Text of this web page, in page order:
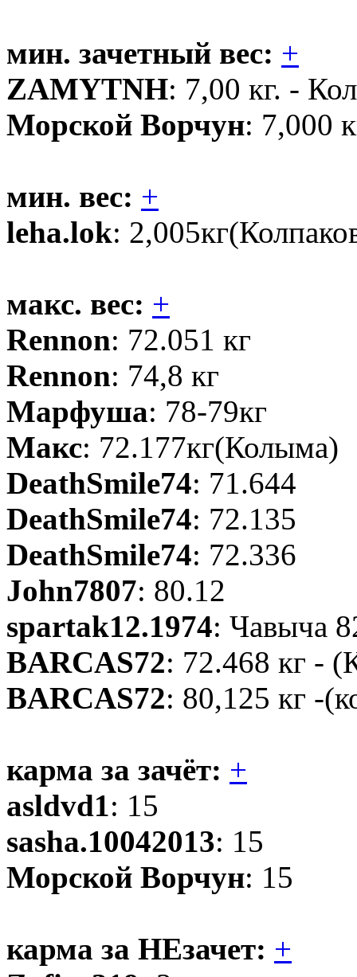
мин. зачетный вес: +
ZAMYTNH: 7,00 кг. -
Морской Ворчун: 7,000
мин. вес: +
leha.lok:
макс. вес: +
Rennon: 72.051 кг
Rennon: 74,8 кг
Марфуша: 78-79кг
Макс: 72.177кг(Колыма)
DeathSmile74: 71.644
DeathSmile74: 72.135
DeathSmile74: 72.336
John7807: 80.12
spartak12.1974: Чавыча
BARCAS72: 72.468 кг -
BARCAS72: 80,125 кг -
карма за зачёт: +
asldvd1: 15
sasha.10042013: 15
Морской Ворчун: 15
карма за НЕзачет: +